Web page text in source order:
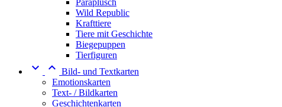
Paraplüsch
Wild Republic
Krafttiere
Tiere mit Geschichte
Biegepuppen
Tierfiguren
  Bild- und Textkarten
Emotionskarten
Text- / Bildkarten
Geschichtenkarten